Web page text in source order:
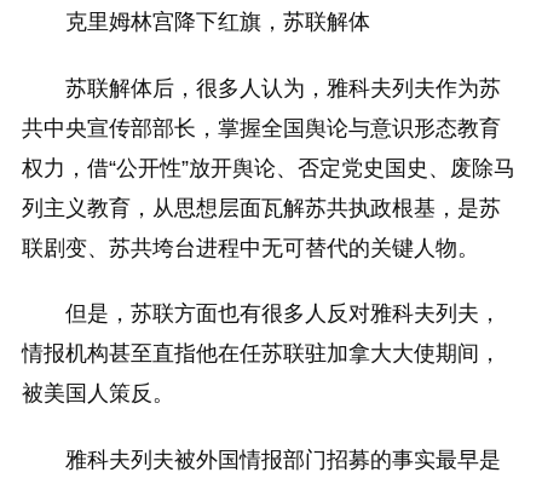
克里姆林宫降下红旗，苏联解体
苏联解体后，很多人认为，雅科夫列夫作为苏
共中央宣传部部长，掌握全国舆论与意识形态教育
权力，借“公开性”放开舆论、否定党史国史、废除马
列主义教育，从思想层面瓦解苏共执政根基，是苏
联剧变、苏共垮台进程中无可替代的关键人物。
但是，苏联方面也有很多人反对雅科夫列夫，
情报机构甚至直指他在任苏联驻加拿大大使期间，
被美国人策反。
雅科夫列夫被外国情报部门招募的事实最早是